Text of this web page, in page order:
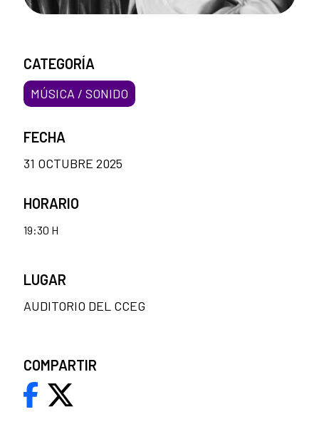
CATEGORÍA
MÚSICA / SONIDO
FECHA
31 OCTUBRE 2025
HORARIO
19:30 H
LUGAR
AUDITORIO DEL CCEG
COMPARTIR